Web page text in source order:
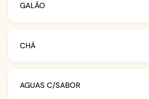
GALÃO
CHÁ
AGUAS C/SABOR